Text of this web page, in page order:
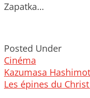
Zapatka…
Posted Under
Cinéma
Post
navigation
Kazumasa
Les épines du